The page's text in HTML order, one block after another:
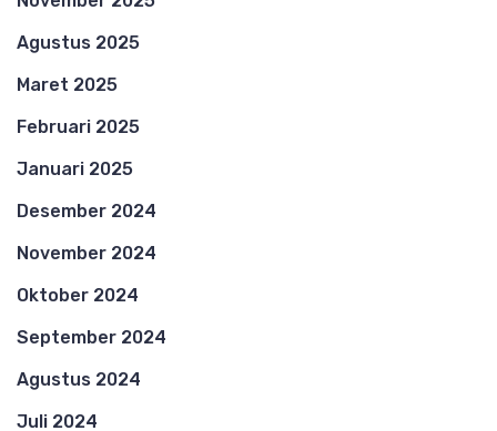
Agustus 2025
Maret 2025
Februari 2025
Januari 2025
Desember 2024
November 2024
Oktober 2024
September 2024
Agustus 2024
Juli 2024